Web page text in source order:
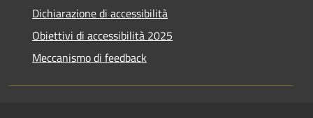
Dichiarazione di accessibilità
Obiettivi di accessibilità 2025
Meccanismo di feedback